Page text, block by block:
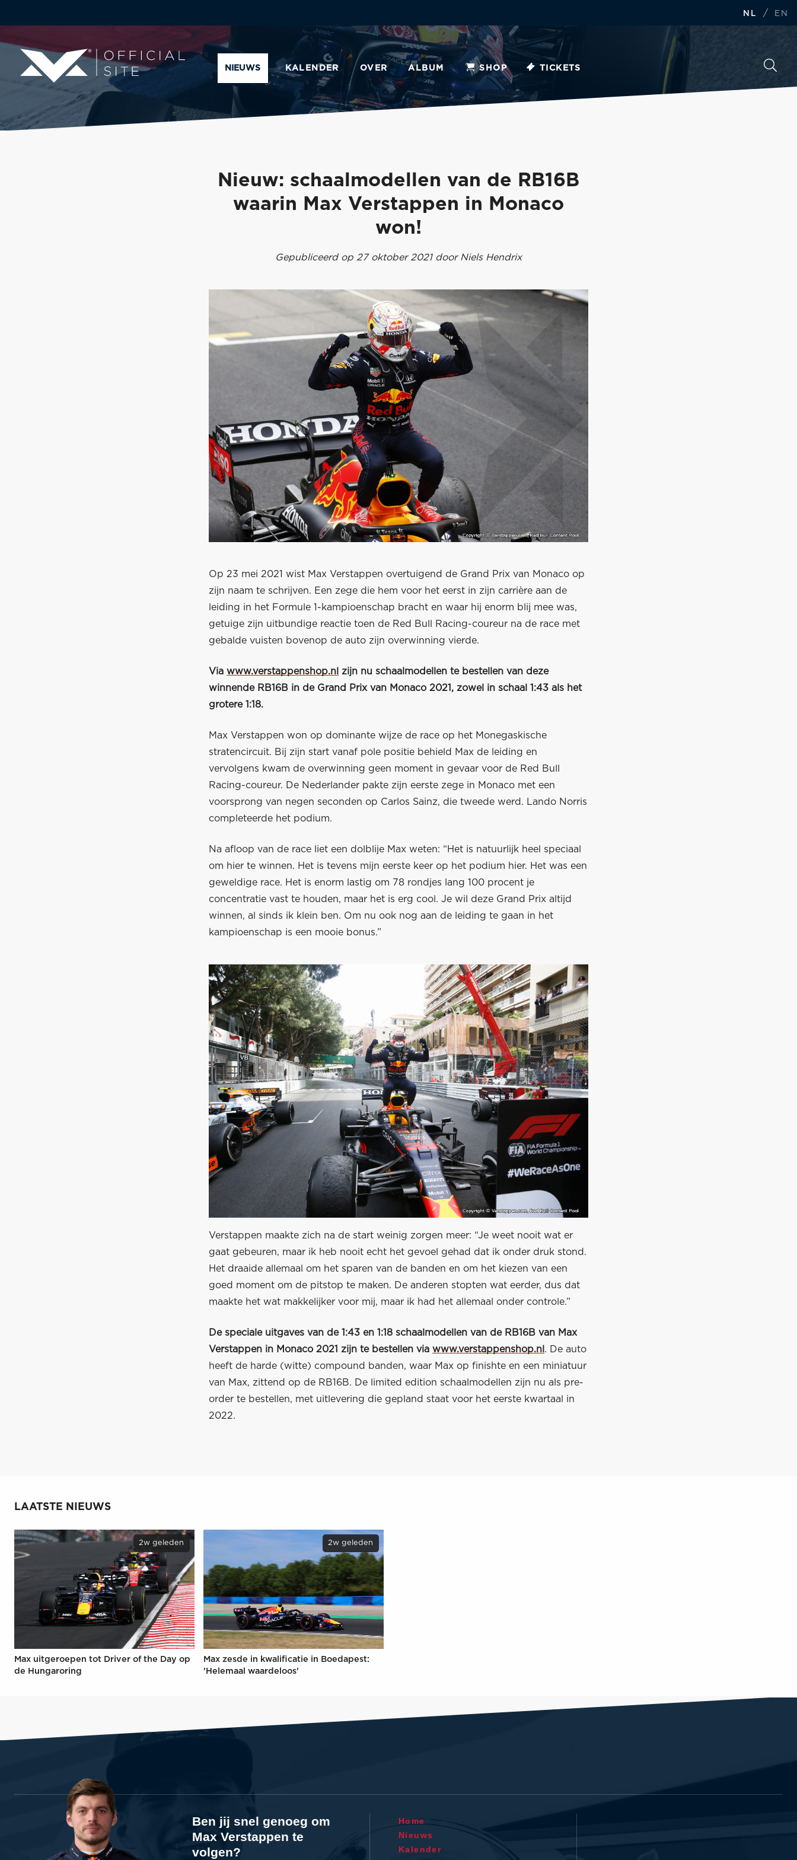
NL / EN
NIEUWS KALENDER OVER ALBUM SHOP TICKETS
Nieuw: schaalmodellen van de RB16B
waarin Max Verstappen in Monaco
won!
Gepubliceerd op 27 oktober 2021 door Niels Hendrix
Op 23 mei 2021 wist Max Verstappen overtuigend de Grand Prix van Monaco op
zijn naam te schrijven. Een zege die hem voor het eerst in zijn carrière aan de
leiding in het Formule 1-kampioenschap bracht en waar hij enorm blij mee was,
getuige zijn uitbundige reactie toen de Red Bull Racing-coureur na de race met
gebalde vuisten bovenop de auto zijn overwinning vierde.
Via www.verstappenshop.nl zijn nu schaalmodellen te bestellen van deze
winnende RB16B in de Grand Prix van Monaco 2021, zowel in schaal 1:43 als het
grotere 1:18.
Max Verstappen won op dominante wijze de race op het Monegaskische
stratencircuit. Bij zijn start vanaf pole positie behield Max de leiding en
vervolgens kwam de overwinning geen moment in gevaar voor de Red Bull
Racing-coureur. De Nederlander pakte zijn eerste zege in Monaco met een
voorsprong van negen seconden op Carlos Sainz, die tweede werd. Lando Norris
completeerde het podium.
Na afloop van de race liet een dolblije Max weten: “Het is natuurlijk heel speciaal
om hier te winnen. Het is tevens mijn eerste keer op het podium hier. Het was een
geweldige race. Het is enorm lastig om 78 rondjes lang 100 procent je
concentratie vast te houden, maar het is erg cool. Je wil deze Grand Prix altijd
winnen, al sinds ik klein ben. Om nu ook nog aan de leiding te gaan in het
kampioenschap is een mooie bonus.”
Verstappen maakte zich na de start weinig zorgen meer: “Je weet nooit wat er
gaat gebeuren, maar ik heb nooit echt het gevoel gehad dat ik onder druk stond.
Het draaide allemaal om het sparen van de banden en om het kiezen van een
goed moment om de pitstop te maken. De anderen stopten wat eerder, dus dat
maakte het wat makkelijker voor mij, maar ik had het allemaal onder controle.”
De speciale uitgaves van de 1:43 en 1:18 schaalmodellen van de RB16B van Max
Verstappen in Monaco 2021 zijn te bestellen via www.verstappenshop.nl . De auto
heeft de harde (witte) compound banden, waar Max op finishte en een miniatuur
van Max, zittend op de RB16B. De limited edition schaalmodellen zijn nu als pre-
order te bestellen, met uitlevering die gepland staat voor het eerste kwartaal in
2022.
LAATSTE NIEUWS
2w geleden
Max uitgeroepen tot Driver of the Day op
de Hungaroring
2w geleden
Max zesde in kwalificatie in Boedapest:
'Helemaal waardeloos'
Ben jij snel genoeg om
Max Verstappen te
volgen?
Home
Nieuws
Kalender